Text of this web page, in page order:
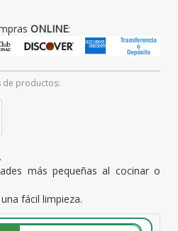
ONLINE:
de productos:
más pequeñas al cocinar o
fácil limpieza.